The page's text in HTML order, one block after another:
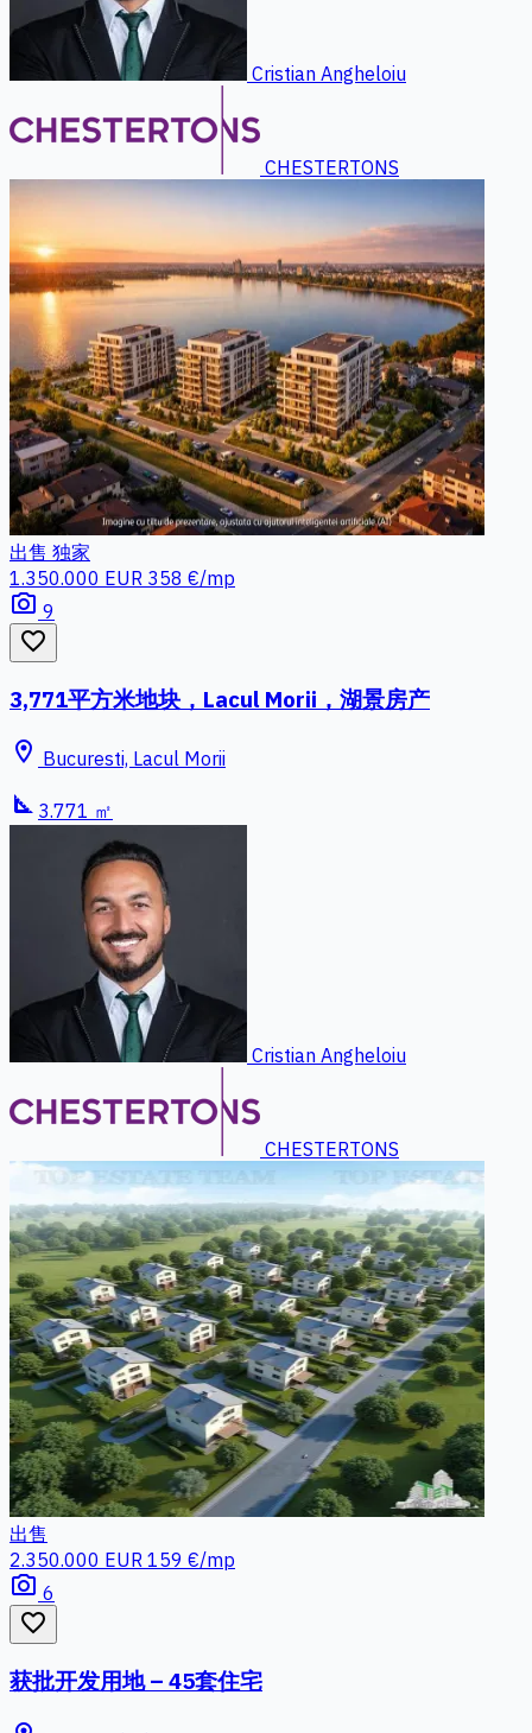
Cristian Angheloiu
CHESTERTONS
出售 独家
1.350.000 EUR 358 €/mp
photo_camera 9
favorite_border
3,771平方米地块，Lacul Morii，湖景房产
location_on Bucuresti, Lacul Morii
square_foot 3.771 ㎡
Cristian Angheloiu
CHESTERTONS
出售
2.350.000 EUR 159 €/mp
photo_camera 6
favorite_border
获批开发用地 – 45套住宅